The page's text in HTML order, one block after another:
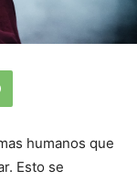
humanos que
Esto se